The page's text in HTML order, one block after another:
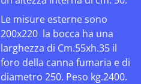
Le misure esterne sono
200x220 la bocca ha una
larghezza di Cm.55xh.35 il
foro della canna fumaria e di
diametro 250. Peso kg.2400.